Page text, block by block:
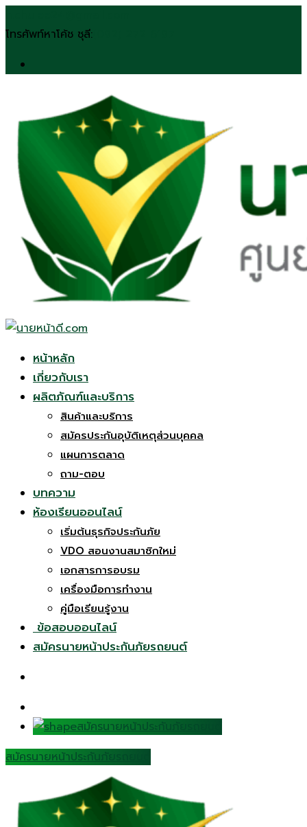
to
โทรศัพท์หาโค้ช ชุลี:
หน้าหลัก
เกี่ยวกับเรา
ผลิตภัณฑ์และบริการ
สินค้าและบริการ
สมัครประกันอุบัติเหตุส่วนบุคคล
แผนการตลาด
ถาม-ตอบ
บทความ
ห้องเรียนออนไลน์
เริ่มต้นธุรกิจประกันภัย
VDO สอนงานสมาชิกใหม่
เอกสารการอบรม
เครื่องมือการทำงาน
คู่มือเรียนรู้งาน
ข้อสอบออนไลน์
สมัครนายหน้าประกันภัยรถยนต์
สมัครนายหน้าประกันภัยรถยนต์
สมัครนายหน้าประกันภัยรถยนต์